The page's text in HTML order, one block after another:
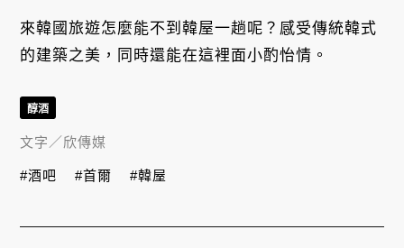
來韓國旅遊怎麼能不到韓屋一趟呢？感受傳統韓式
的建築之美，同時還能在這裡面小酌怡情。
醇酒
文字／欣傳媒
#酒吧 #首爾 #韓屋